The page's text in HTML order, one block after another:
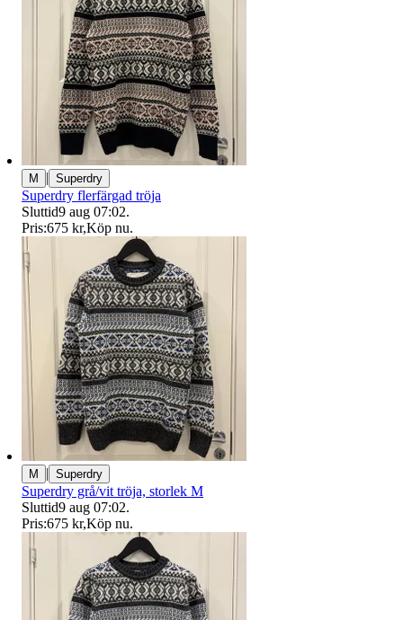
M | Superdry
Superdry flerfärgad tröja
Sluttid9 aug 07:02.
Pris:675 kr,Köp nu.
M | Superdry
Superdry grå/vit tröja, storlek M
Sluttid9 aug 07:02.
Pris:675 kr,Köp nu.